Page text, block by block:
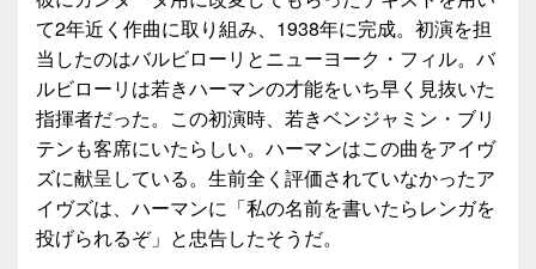
て2年近く作曲に取り組み、1938年に完成。初演を担
当したのはバルビローリとニューヨーク・フィル。バ
ルビローリは若きハーマンの才能をいち早く見抜いた
指揮者だった。この初演時、若きベンジャミン・ブリ
テンも客席にいたらしい。ハーマンはこの曲をアイヴ
ズに献呈している。生前全く評価されていなかったア
イヴズは、ハーマンに「私の名前を書いたらレンガを
投げられるぞ」と忠告したそうだ。